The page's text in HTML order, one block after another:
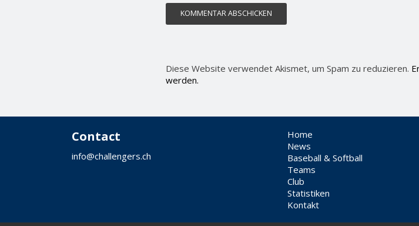
Diese Website verwendet Akismet, um Spam zu reduzieren.
werden.
Contact
info@challengers.ch
Home
News
Baseball & Softball
Teams
Club
Statistiken
Kontakt